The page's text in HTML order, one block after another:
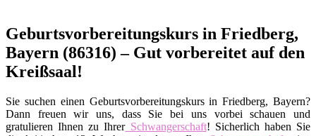
Geburtsvorbereitungskurs in Friedberg,
Bayern (86316) – Gut vorbereitet auf den
Kreißsaal!
Sie suchen einen Geburtsvorbereitungskurs in Friedberg, Bayern?
Dann freuen wir uns, dass Sie bei uns vorbei schauen und
gratulieren Ihnen zu IhrerSchwangerschaft! Sicherlich haben Sie